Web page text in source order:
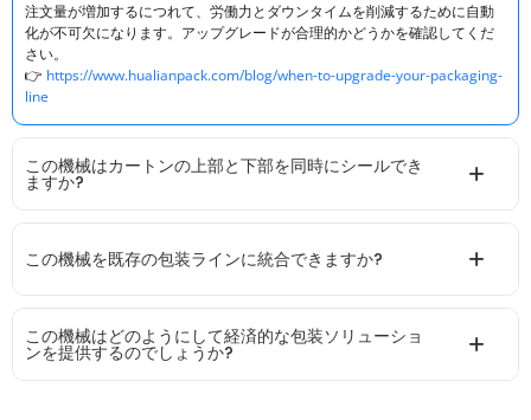
注文量が増加するにつれて、労働力とダウンタイムを削減するために自動
化が不可欠になります。アップグレードが合理的かどうかを確認してくだ
さい。
👉 https://www.hualianpack.com/blog/when-to-upgrade-your-packaging-
line
この機械はカートンの上部と下部を同時にシールでき
ますか?
この機械を既存の包装ラインに統合できますか?
この機械はどのようにして経済的な包装ソリューショ
ンを提供するのでしょうか?